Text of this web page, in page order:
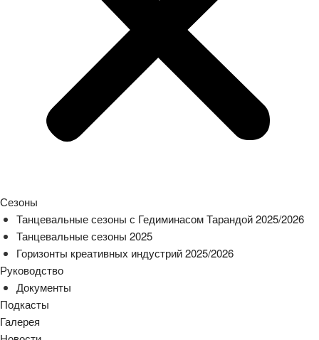
Сезоны
Танцевальные сезоны с Гедиминасом Тарандой 2025/2026
Танцевальные сезоны 2025
Горизонты креативных индустрий 2025/2026
Руководство
Документы
Подкасты
Галерея